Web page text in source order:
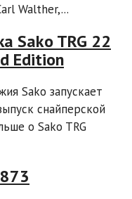
Walther,...
Sako TRG 22
Edition
Sako запускает
снайперской
о Sako TRG